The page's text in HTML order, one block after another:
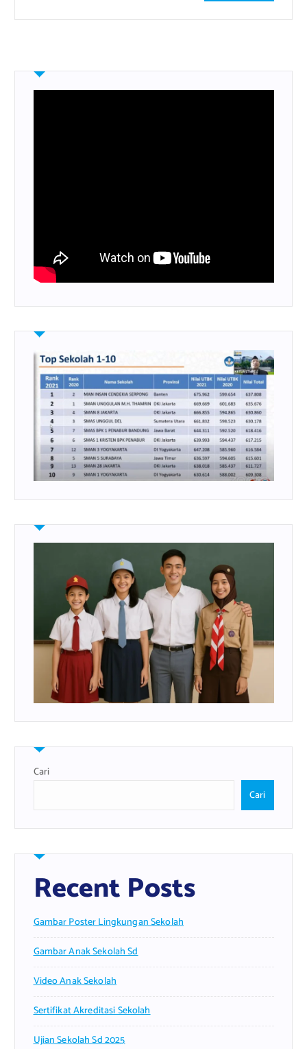
Cari
Cari
Recent Posts
Gambar Poster Lingkungan Sekolah
Gambar Anak Sekolah Sd
Video Anak Sekolah
Sertifikat Akreditasi Sekolah
Ujian Sekolah Sd 2025